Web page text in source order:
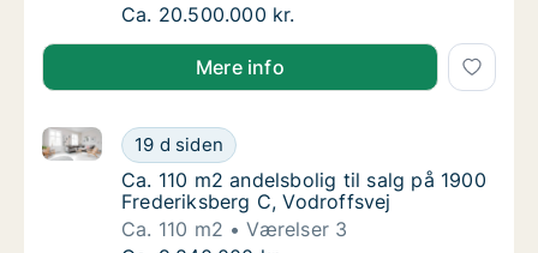
Ca. 245 m2 andelsbolig til salg på 1900
Ca. 20.500.000 kr.
Mere info
Ca. 110 m2 andelsbolig til salg på 1900
19 d siden
Ca. 110 m2 andelsbolig til salg på 1900
Ca. 110 m2 andelsbolig til salg på 1900
Ca. 110 m2 andelsbolig til salg på 1900
Frederiksberg C, Vodroffsvej
Ca. 110 m2
Værelser 3